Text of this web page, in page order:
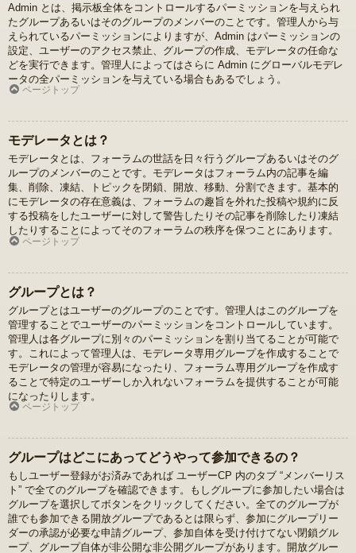
Admin とは、掲示板全体をコントロールするパーミッションを与えられ
たグループあるいはそのグループのメンバーのことです。管理人から与
えられているパーミッションによりますが、Admin はパーミッションの
設定、ユーザーのアクセス禁止、グループの作成、モデレータの任命な
どを実行できます。管理人によってはさらに Admin にグローバルモデレ
ータの全パーミッションを与えている場合もあるでしょう。
ページトップ
モデレータとは？
モデレータとは、フォーラムの世話を日々行うグループあるいはそのグ
ループのメンバーのことです。モデレータはフォーラム内の記事を編
集、削除、凍結、トピックを閉鎖、開放、移動、分割できます。基本的
にモデレータの存在意義は、フォーラムの趣旨を外れた投稿や規約に反
する投稿をしたユーザーに対して警告したりその記事を削除したり凍結
したりすることによってそのフォーラムの秩序を保つことにあります。
ページトップ
グループとは？
グループとはユーザーのグループのことです。管理人はこのグループを
管理することでユーザーのパーミッションをコントロールしています。
管理人は各グループに別々のパーミッションを割り当てることが可能で
す。これによって管理人は、モデレータ専用グループを作成することで
モデレータの管理が容易になったり、フォーラム専用グループを作成す
ることで特定のユーザーしか入れないフォーラムを提供することが可能
になったりします。
ページトップ
グループはどこにあってどうやって参加できるの？
もしユーザー登録がお済みであれば ユーザーCP 内のタブ “メンバーリス
ト” で全てのグループを確認できます。もしグループに参加したい場合は
グループを選択してボタンをクリックしてください。全てのグループが
誰でも参加できる開放グループであるとは限らず、参加にグループリー
ダーの承認が必要な申請グループ、参加自体を受け付けてない閉鎖グル
ープ、グループ自体が非公開な非公開グループがあります。開放グルー